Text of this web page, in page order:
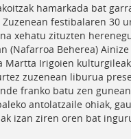
hamarkada bat
Zuzenean festibalaren 30
xehatu zituzten
(Nafarroa Beherea)
Martta Irigoien
zuzenean liburua
franko batu zen
antolatzaile ohiak,
izan ziren oren bat